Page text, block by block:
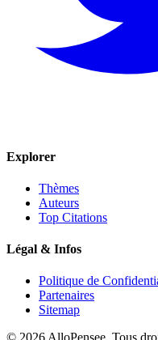
Explorer
Thèmes
Auteurs
Top Citations
Légal & Infos
Politique de
Partenaires
Sitemap